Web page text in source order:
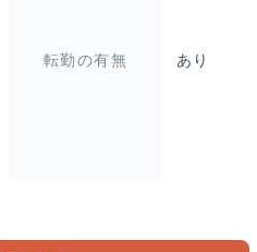
転勤の有無 あり